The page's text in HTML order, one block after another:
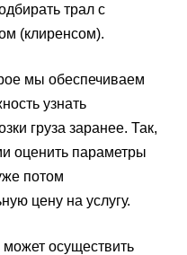
трал с
(клиренсом).
мы обеспечиваем
узнать
груза заранее. Так,
оценить параметры
потом
цену на услугу.
осуществить